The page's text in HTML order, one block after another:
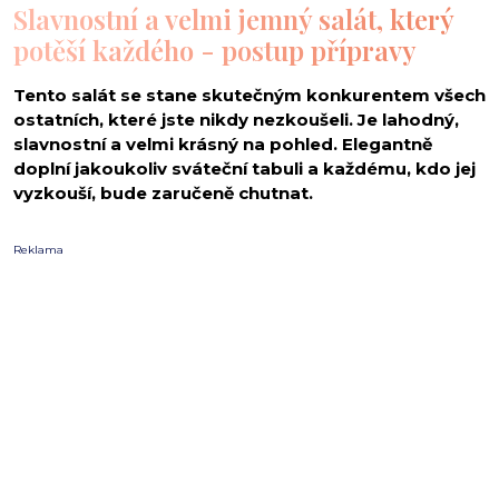
Slavnostní a velmi jemný salát, který
potěší každého - postup přípravy
Tento salát se stane skutečným konkurentem všech
ostatních, které jste nikdy nezkoušeli. Je lahodný,
slavnostní a velmi krásný na pohled. Elegantně
doplní jakoukoliv sváteční tabuli a každému, kdo jej
vyzkouší, bude zaručeně chutnat.
Reklama